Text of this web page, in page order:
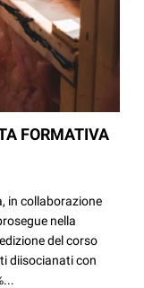
FORMATIVA
in collaborazione
nella
del corso
diisocianati con